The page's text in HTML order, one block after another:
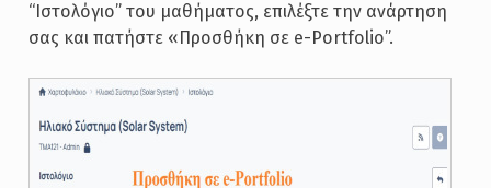
“Iστολόγιο” του μαθήματος, επιλέξτε την ανάρτηση
σας και πατήστε «Προσθήκη σε e-Portfolio”.